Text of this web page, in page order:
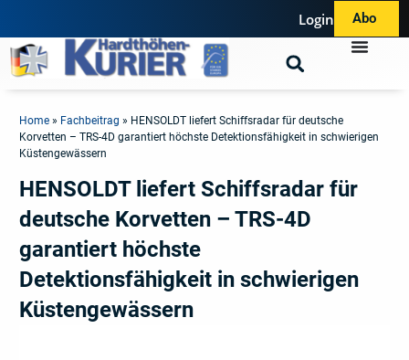
Login Abo
Home » Fachbeitrag » HENSOLDT liefert Schiffsradar für deutsche
Korvetten – TRS-4D garantiert höchste Detektionsfähigkeit in schwierigen
Küstengewässern
HENSOLDT liefert Schiffsradar für
deutsche Korvetten – TRS-4D
garantiert höchste
Detektionsfähigkeit in schwierigen
Küstengewässern